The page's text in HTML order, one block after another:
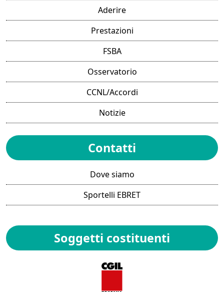
Aderire
Prestazioni
FSBA
Osservatorio
CCNL/Accordi
Notizie
Contatti
Dove siamo
Sportelli EBRET
Soggetti costituenti